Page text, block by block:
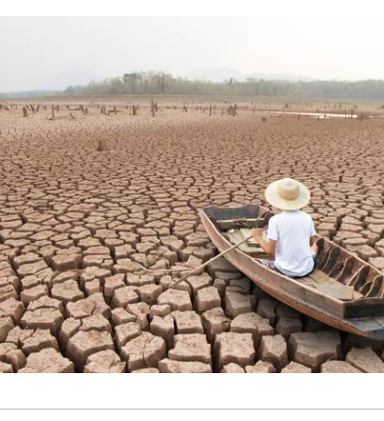
e o estudo da evolução